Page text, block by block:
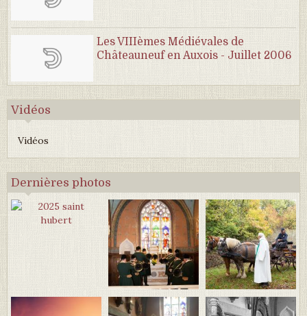
Les VIIIèmes Médiévales de
Châteauneuf en Auxois - Juillet 2006
Vidéos
Vidéos
Dernières photos